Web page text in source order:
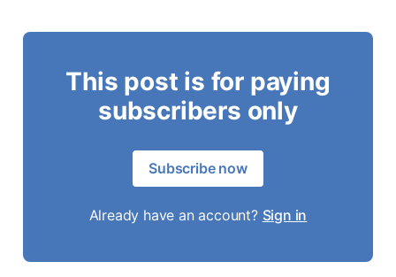
This post is for paying
subscribers only
Subscribe now
Already have an account? Sign in